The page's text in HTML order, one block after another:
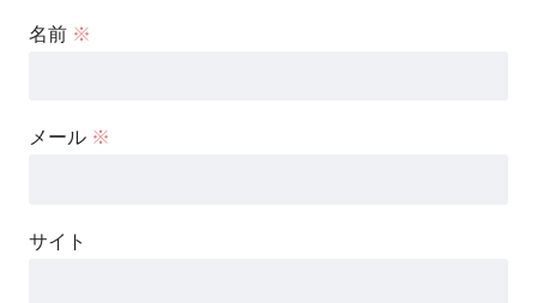
名前 ※
メール ※
サイト